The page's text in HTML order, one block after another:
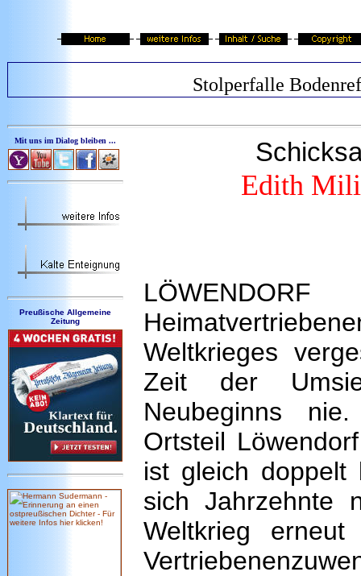
Stolperfalle
Mit uns im Dialog bleiben ...
Preußische Allgemeine
Zeitung
Edith
Weltkrieges
Zeit der
Neubeginns
Ortsteil
ist gleich doppelt
sich Jahrzehnte
Weltkrieg